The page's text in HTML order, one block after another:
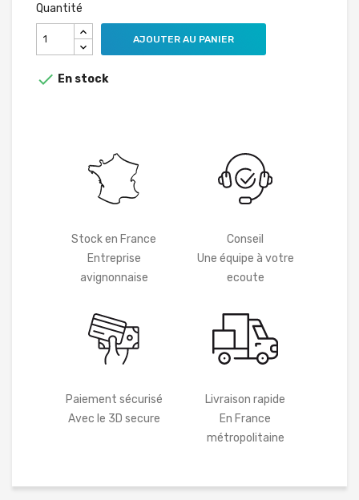
Quantité
AJOUTER AU PANIER
 En stock
Stock en France
Entreprise
avignonnaise
Conseil
Une équipe à votre
ecoute
Paiement sécurisé
Avec le 3D secure
Livraison rapide
En France
métropolitaine